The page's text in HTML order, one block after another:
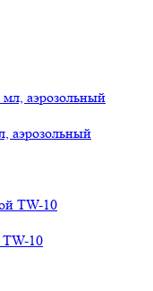
аэрозольный
10